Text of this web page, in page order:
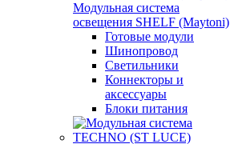
Модульная система
освещения SHELF (Maytoni)
Готовые модули
Шинопровод
Светильники
Коннекторы и
аксессуары
Блоки питания